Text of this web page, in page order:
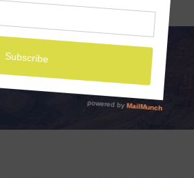
expedice
2017
Galapágy